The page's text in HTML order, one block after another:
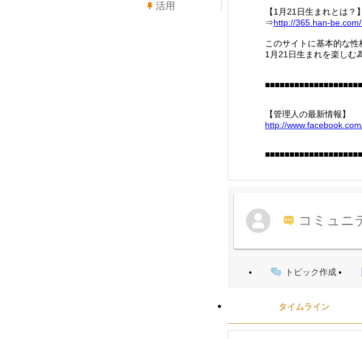
【1月21日生まれとは？】
⇒http://365.han-be.com
このサイトに基本的な性
1月21日生まれを楽しむ
【管理人の最新情報】
http://www.facebook.c
コミュニ
トピック作成
タイムライン
活用